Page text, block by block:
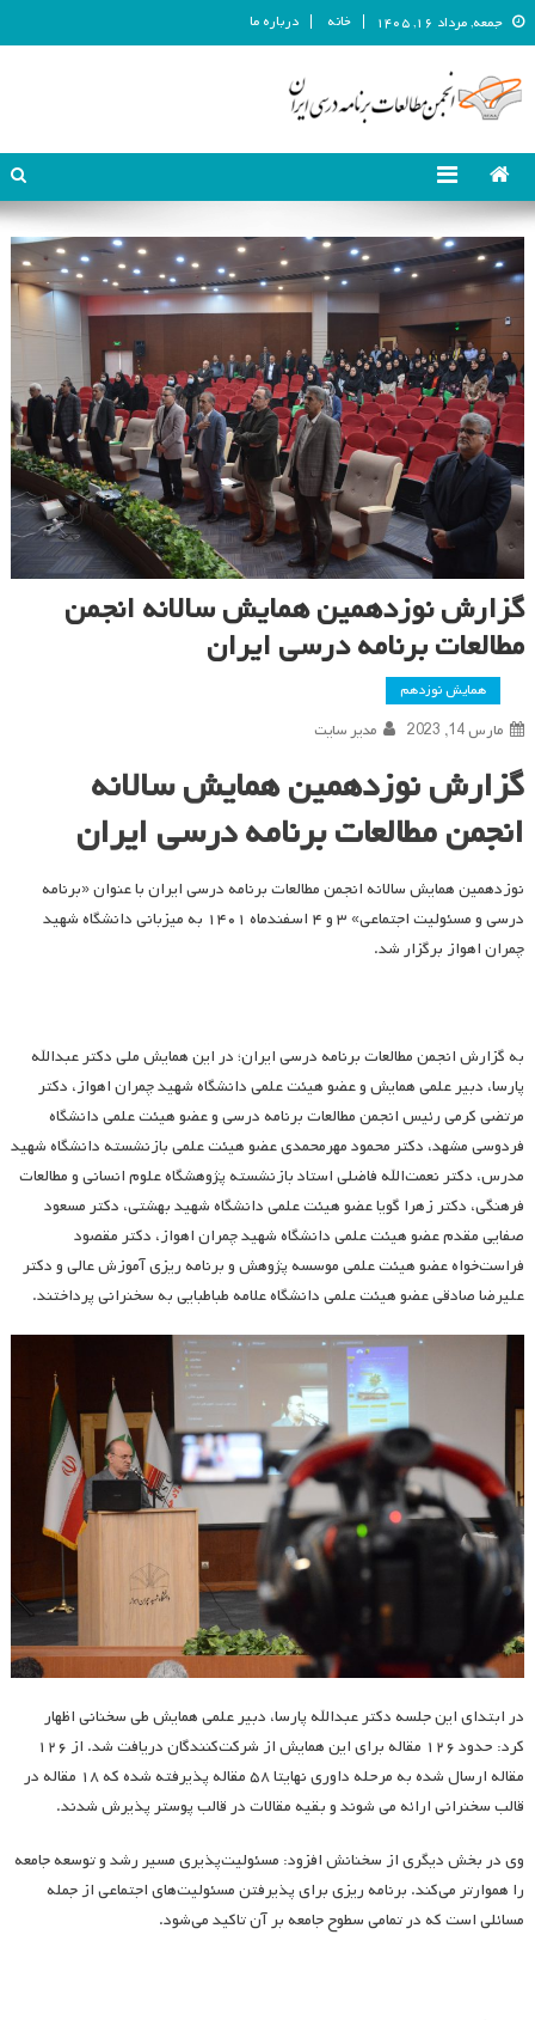
جمعه, مرداد ۱۶, ۱۴۰۵ خانه درباره ما
انجمن مطالعات برنامه درسی ایران
گزارش نوزدهمین همایش سالانه انجمن
مطالعات برنامه درسی ایران
همایش نوزدهم
مارس 14, 2023 مدیر سایت
گزارش نوزدهمین همایش سالانه
انجمن مطالعات برنامه درسی ایران
نوزدهمین همایش سالانه انجمن مطالعات برنامه درسی ایران با عنوان «برنامه
درسی و مسئولیت اجتماعی» ۳ و ۴ اسفندماه ۱۴۰۱ به میزبانی دانشگاه شهید
چمران اهواز برگزار شد.
به گزارش انجمن مطالعات برنامه درسی ایران؛ در این همایش ملی دکتر عبدالله
پارسا، دبیر علمی همایش و عضو هیئت علمی دانشگاه شهید چمران اهواز، دکتر
مرتضی کرمی رئیس انجمن مطالعات برنامه درسی و عضو هیئت علمی دانشگاه
فردوسی مشهد، دکتر محمود مهرمحمدی عضو هیئت علمی بازنشسته دانشگاه شهید
مدرس، دکتر نعمت‌الله فاضلی استاد بازنشسته پژوهشگاه علوم انسانی و مطالعات
فرهنگی، دکتر زهرا گویا عضو هیئت علمی دانشگاه شهید بهشتی، دکتر مسعود
صفایی مقدم عضو هیئت علمی دانشگاه شهید چمران اهواز، دکتر مقصود
فراست‌خواه عضو هیئت علمی موسسه پژوهش و برنامه ریزی آموزش عالی و دکتر
علیرضا صادقی عضو هیئت علمی دانشگاه علامه طباطبایی به سخنرانی پرداختند.
در ابتدای این جلسه دکتر عبدالله پارسا، دبیر علمی همایش طی سخنانی اظهار
کرد: حدود ۱۲۶ مقاله برای این همایش از شرکت‌کنندگان دریافت شد. از ۱۲۶
مقاله ارسال شده به مرحله داوری نهایتا ۵۸ مقاله پذیرفته شده که ۱۸ مقاله در
قالب سخنرانی ارائه می شوند و بقیه مقالات در قالب پوستر پذیرش شدند.
وی در بخش دیگری از سخنانش افزود: مسئولیت‌پذیری مسیر رشد و توسعه جامعه
را هموارتر می‌کند. برنامه ریزی برای پذیرفتن مسئولیت‌های اجتماعی از جمله
مسائلی است که در تمامی سطوح جامعه بر آن تاکید می‌شود.